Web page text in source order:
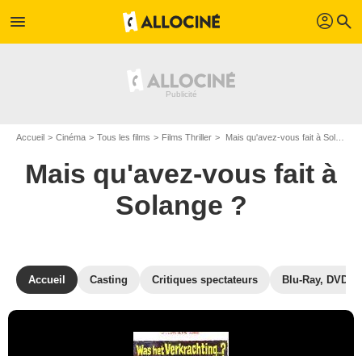
menu profil search
Accueil Cinéma Tous les films Films Thriller Mais qu'avez-vous fait à Solange ? de Massimo Dallamano
Mais qu'avez-vous fait à
Solange ?
Accueil Casting Critiques spectateurs Blu-Ray, DVD